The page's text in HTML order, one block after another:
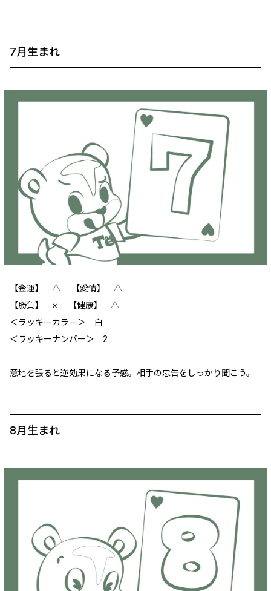
7月生まれ
【金運】 △ 【愛情】 △
【勝負】 × 【健康】 △
＜ラッキーカラー＞ 白
＜ラッキーナンバー＞ 2
意地を張ると逆効果になる予感。相手の忠告をしっかり聞こう。
8月生まれ